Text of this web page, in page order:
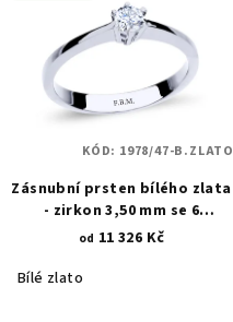
Zásnubní prsten bílého zlata
- zirkon 3,50 mm se 6
krapnami 1978
od 11 326 Kč
Bílé zlato
KÓD: 1978/47-B.ZLATO